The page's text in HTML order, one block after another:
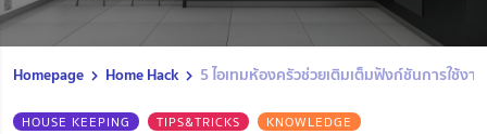
Homepage Home Hack 5 ไอเทมห้องครัวช่วยเติมเต็มฟังก์ชันการใช้ง
HOUSE KEEPING TIPS&TRICKS KNOWLEDGE